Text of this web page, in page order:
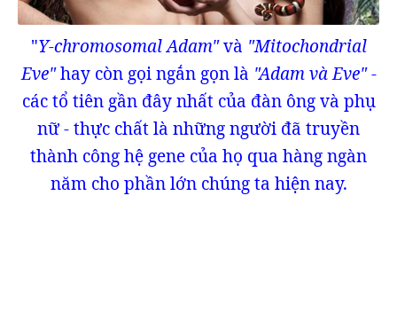
"Y-chromosomal Adam"và "Mitochondrial
Eve"hay còn gọi ngắn gọn là "Adam và Eve"-
các tổ tiên gần đây nhất của đàn ông và phụ
nữ - thực chất là những người đã truyền
thành công hệ gene của họ qua hàng ngàn
năm cho phần lớn chúng ta hiện nay.